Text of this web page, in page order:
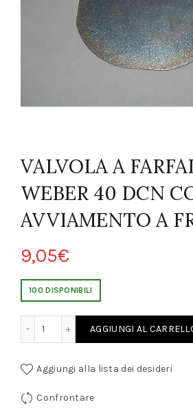
VALVOLA A
WEBER 40 DCN
AVVIAMENTO A
9,05€
100 DISPONIBILI
AGGIUNGI AL
Aggiungi alla lista dei desideri
Confrontare